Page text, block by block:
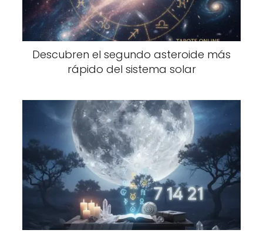
Descubren el segundo asteroide más
rápido del sistema solar